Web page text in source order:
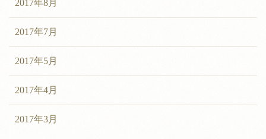
2017年8月
2017年7月
2017年5月
2017年4月
2017年3月